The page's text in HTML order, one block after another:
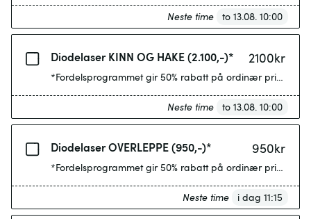
Neste time to 13.08. 10:00
Diodelaser KINN OG HAKE (2.100,-)* 2100kr
*Fordelsprogrammet gir 50% rabatt på ordinær pris etter
Neste time to 13.08. 10:00
Diodelaser OVERLEPPE (950,-)* 950kr
*Fordelsprogrammet gir 50% rabatt på ordinær pris etter
Neste time i dag 11:15